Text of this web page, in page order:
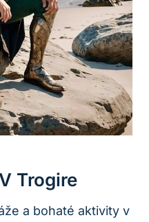
Trogire
a bohaté aktivity v